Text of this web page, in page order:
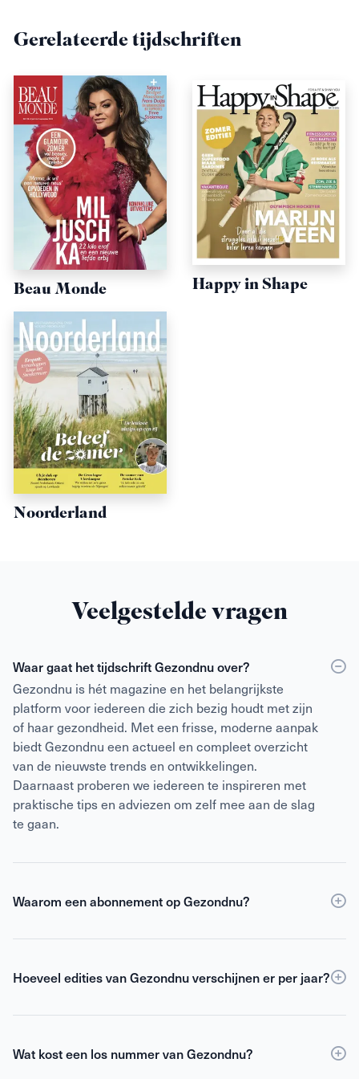
Gerelateerde tijdschriften
Beau Monde Happy in Shape
Noorderland
Veelgestelde vragen
Waar gaat het tijdschrift Gezondnu over?
Gezondnu is hét magazine en het belangrijkste
platform voor iedereen die zich bezig houdt met zijn
of haar gezondheid. Met een frisse, moderne aanpak
biedt Gezondnu een actueel en compleet overzicht
van de nieuwste trends en ontwikkelingen.
Daarnaast proberen we iedereen te inspireren met
praktische tips en adviezen om zelf mee aan de slag
te gaan.
Waarom een abonnement op Gezondnu?
Eenabonnementop Gezondnu is de slimste keuze
opzichte van losse verkoop én toegang tot de digitale
geïnformeerd en geïnspireerd om het beste uit jezelf
Hoeveel edities van Gezondnu verschijnen er per jaar?
Gezondnu verschijnt 6 keer per jaar.
Wat kost een los nummer van Gezondnu?